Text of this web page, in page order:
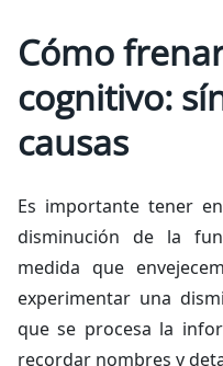
Cómo
cognitivo:
causas
Es importante tener
disminución de la
medida que
experimentar una
que se procesa la
recordar nombres y